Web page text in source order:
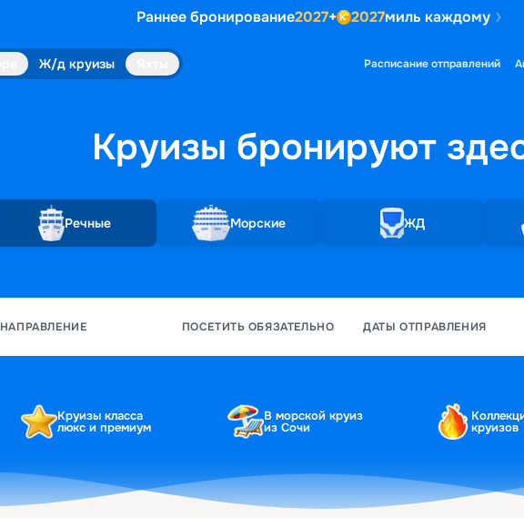
Раннее бронирование2027+ 2027миль каждому
Ж/д круизы Расписание отправлений
Круизы бронируют
Речные Морские ЖД
НАПРАВЛЕНИЕ ПОСЕТИТЬ ОБЯЗАТЕЛЬНО ДАТЫ ОТПРАВЛЕНИЯ
Круизы класса
люкс и премиум
В морской круиз
из Сочи круизов